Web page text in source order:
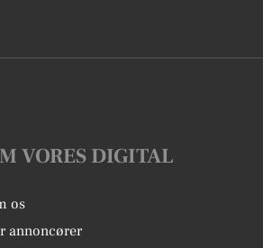
VORES DIGITAL
os
annoncører